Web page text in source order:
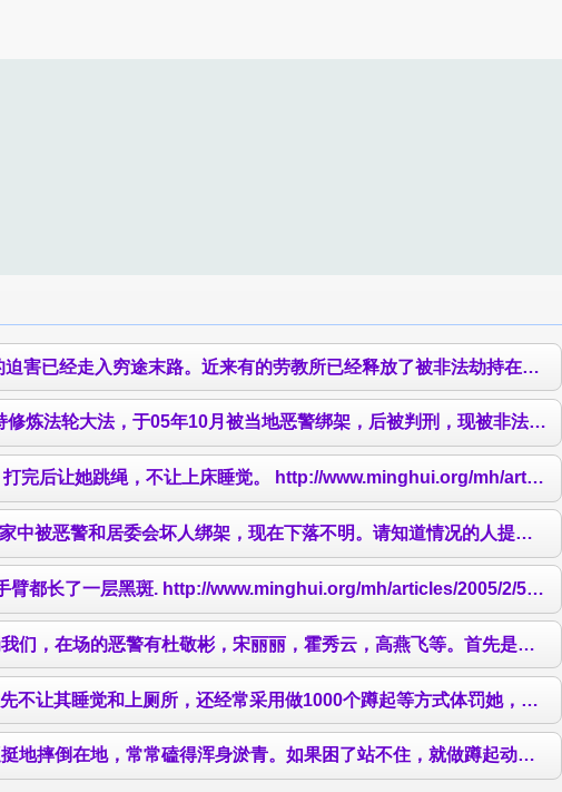
恶的深渊。北京女子监狱的张海娜、曹艳梅就是继续行恶的恶警。 张海娜，原来是北京女子监狱八区的监区长，靠迫害法轮功学员多次被邪党表彰，并到外地多次交流
大法，于05年10月被当地恶警绑架，后被判刑，现被非法关押北京女子监狱。
不让上床睡觉。 http://www.minghui.org/mh/articles/2007/4/12/152642.html
架，现在下落不明。请知道情况的人提供更多的消息。 http://www.minghui.org/mh/articles/2006/8/4/134766.html
长了一层黑斑. http://www.minghui.org/mh/articles/2005/2/5/94876.html
做了100个，做到70─80个时，大腿像被火烧一样疼。接着警察又强迫不同的学员做“推小车”（前面的人双手撑地，后面的人抬着她的两条腿向前推進），仰卧起坐，俯卧撑，单腿独立等。下午又强迫学员去挖沟。
常采用做1000个蹲起等方式体罚她，指使恶徒打骂她。恶警霍秀云还怂恿黄萍，对
，就做蹲起动作，两手平举，不停地蹲下起来，再蹲下再起来。有一个叫宋丽丽的队长（北京农业大学毕业，20多岁）是负责折磨